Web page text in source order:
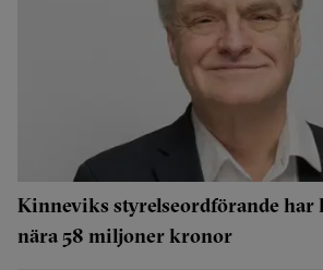
Kinneviks styrelseordförande
nära 58 miljoner kronor